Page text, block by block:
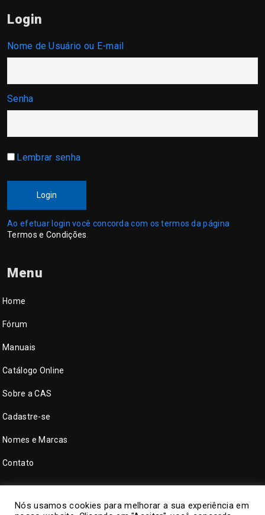
Login
Nome de Usuário ou E-mail
Senha
Lembrar senha
Login
Ao efetuar login você concorda com os termos da página
Termos e Condições
Menu
Home
Fórum
Manuais
Catálogo Online
Sobre a CAS
Cadastre-se
Nomes e Marcas
Contato
Nós usamos cookies para melhorar a sua experiência em